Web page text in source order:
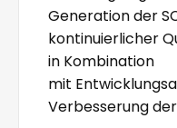
Generation der
kontinuierlicher
in Kombination
mit
Verbesserung